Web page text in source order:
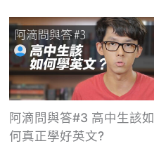
阿滴問與答#3 高中生該如
何真正學好英文?